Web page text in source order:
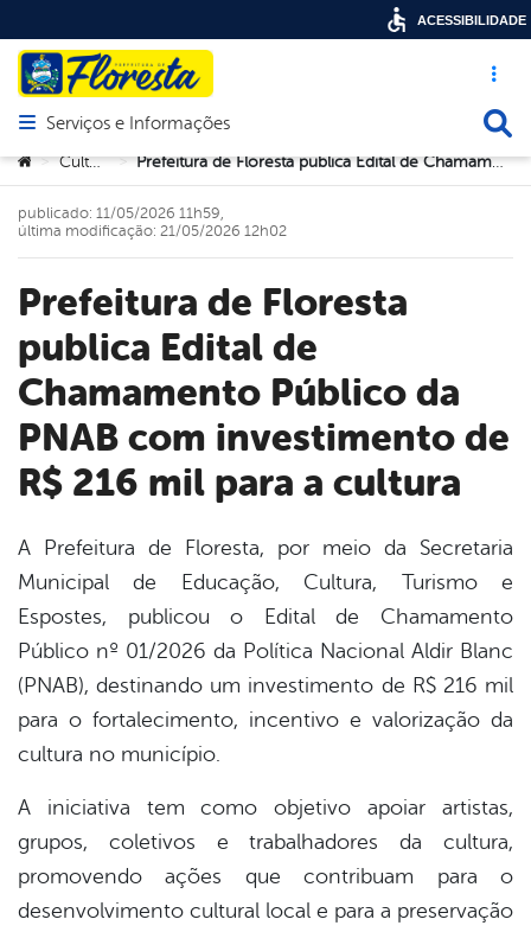
Acesso
Abrir menu principal de navegação
Serviços e Informações
Você está aqui:
> Cultura > Prefeitura de Floresta publica Edital de Chamamento Público da PNAB com investimento de R$ 216 mil para a cultura
Prefeitura de Floresta
publica Edital de
Chamamento Público da
PNAB com investimento de
R$ 216 mil para a cultura
publicado: 11/05/2026 11h59,
última modificação: 21/05/2026 12h02
A Prefeitura de
Floresta, por meio da Secretaria
Municipal de Educação, Cultura, Turismo e
Espostes, publicou o Edital de Chamamento
Público nº 01/2026 da Política Nacional Aldir Blanc
(PNAB), destinando um investimento de R$ 216 mil
para o fortalecimento, incentivo e valorização da
cultura no município.
A iniciativa tem como objetivo apoiar artistas,
grupos, coletivos e trabalhadores da cultura,
promovendo ações que contribuam para o
desenvolvimento cultural local e para a preservação
ACESSIBILIDADE